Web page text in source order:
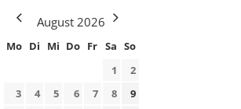
August 2026
Mo Di Mi Do Fr Sa So
1
2
3
4 5 6 7 8
9